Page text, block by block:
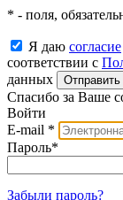
* - поля,
Я даю согласие
соответствии с
данных
Спасибо за Ваше
Войти
E-mail *
Пароль*
Забыли пароль?